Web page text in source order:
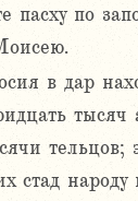
пасху по
в дар
тысяч
тельцов;
стад